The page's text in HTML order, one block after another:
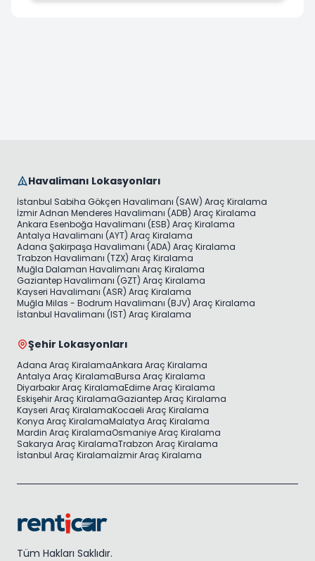
Havalimanı Lokasyonları
İstanbul Sabiha Gökçen Havalimanı (SAW) Araç Kiralama
İzmir Adnan Menderes Havalimanı (ADB) Araç Kiralama
Ankara Esenboğa Havalimanı (ESB) Araç Kiralama
Antalya Havalimanı (AYT) Araç Kiralama
Adana Şakirpaşa Havalimanı (ADA) Araç Kiralama
Trabzon Havalimanı (TZX) Araç Kiralama
Muğla Dalaman Havalimanı Araç Kiralama
Gaziantep Havalimanı (GZT) Araç Kiralama
Kayseri Havalimanı (ASR) Araç Kiralama
Muğla Milas - Bodrum Havalimanı (BJV) Araç Kiralama
İstanbul Havalimanı (IST) Araç Kiralama
Şehir Lokasyonları
Adana Araç KiralamaAnkara Araç Kiralama
Antalya Araç KiralamaBursa Araç Kiralama
Diyarbakır Araç KiralamaEdirne Araç Kiralama
Eskişehir Araç KiralamaGaziantep Araç Kiralama
Kayseri Araç KiralamaKocaeli Araç Kiralama
Konya Araç KiralamaMalatya Araç Kiralama
Mardin Araç KiralamaOsmaniye Araç Kiralama
Sakarya Araç KiralamaTrabzon Araç Kiralama
İstanbul Araç Kiralamaİzmir Araç Kiralama
Tüm Hakları Saklıdır.